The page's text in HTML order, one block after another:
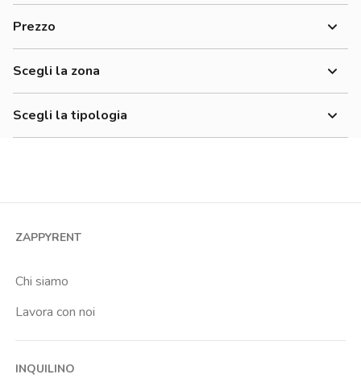
Donne
Lavoratori
Prezzo
500-700 €
700-900 €
900-1200 €
1200-1500 €
Scegli la zona
Scegli la tipologia
Monolocale
Trilocale
Stanza singola
ZAPPYRENT
Chi siamo
Lavora con noi
INQUILINO